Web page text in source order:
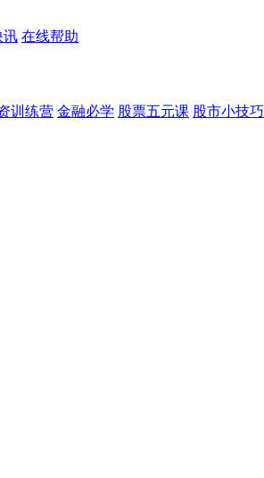
讯 在线帮助
训练营 金融必学 股票五元课 股市小技巧